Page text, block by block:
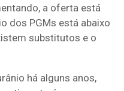
a oferta está
dos PGMs está abaixo
substitutos e o
há alguns anos,